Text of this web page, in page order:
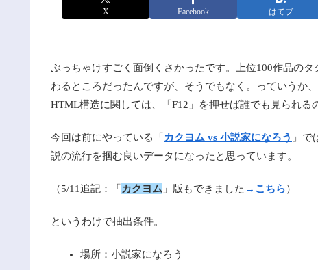
X Facebook はてブ
ぶっちゃけすごく面倒くさかったです。上位100作品の
わるところだったんですが、そうでもなく。っていうか
HTML構造に関しては、「F12」を押せば誰でも見られる
今回は前にやっている「 カクヨム vs 小説家になろう 」で
説の流行を掴む良いデータになったと思っています。
（5/11追記：「 カクヨム 」版もできました →こちら）
というわけで抽出条件。
場所：小説家になろう